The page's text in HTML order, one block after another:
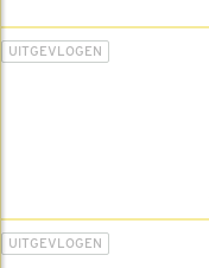
UITGEVLOGEN
UITGEVLOGEN